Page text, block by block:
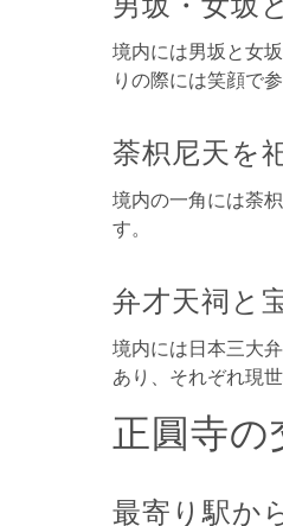
境内には男坂と女
りの際には笑顔で
荼枳尼天を
境内の一角には荼
す。
弁才天祠と
境内には日本三大
あり、それぞれ現
正圓寺
最寄り駅か